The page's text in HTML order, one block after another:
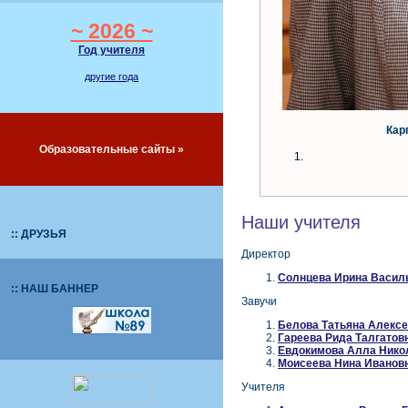
~ 2026 ~
Год учителя
другие года
Образовательные сайты »
:: ДРУЗЬЯ
:: НАШ БАННЕР
Наши учителя
Директор
Солнцева Ирина
Завучи
Белова Татьяна
Гареева Рида
Евдокимова Алла
Моисеева Нина
Учителя